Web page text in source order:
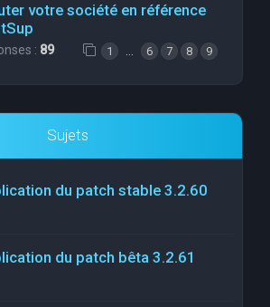
votre société en référence
: 89 1 … 6 7 8 9
Sujets
du patch stable 3.2.60
du patch bêta 3.2.61